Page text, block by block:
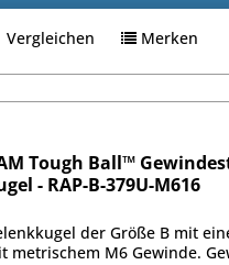
Vergleichen Merken
Tough Ball™
- RAP-B-379U-M616
der Größe B mit
metrischem M6 Gewinde.